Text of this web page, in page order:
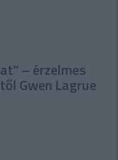
– érzelmes
Gwen Lagrue